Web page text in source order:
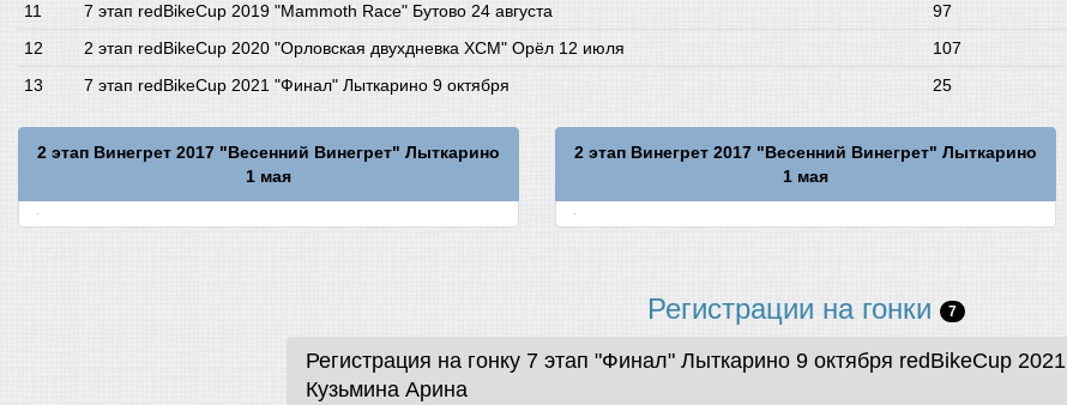
7 этап redBikeCup 2019 "Mammoth Race" Бутово 24 августа
97
2 этап redBikeCup 2020 "Орловская двухдневка XCM" Орёл 12 июля
107
7 этап redBikeCup 2021 "Финал" Лыткарино 9 октября
25
2 этап Винегрет 2017 "Весенний Винегрет" Лыткарино
1 мая
2 этап Винегрет 2017 "Весенний Винегрет" Лыткарино
1 мая
Регистрации на гонки 7
Регистрация на гонку 7 этап "Финал" Лыткарино 9 октября redBikeCup 2021
Кузьмина Арина